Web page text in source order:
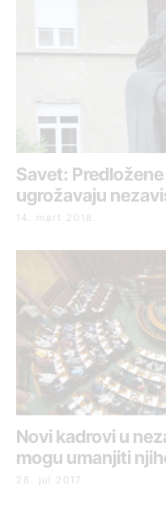
Savet:
ugrožavaju
14. mart 2018.
Novi kadrovi u
mogu umanjiti
28. jul 2017.